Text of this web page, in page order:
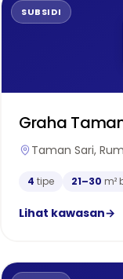
SUBSIDI
Graha
Taman Sari,
4 tipe 21–30 m²
Lihat kawasan→